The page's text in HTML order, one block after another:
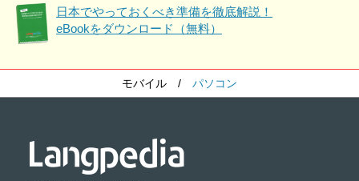
日本でやっておくべき準備を徹底解説！
eBookをダウンロード（無料）
モバイル / パソコン